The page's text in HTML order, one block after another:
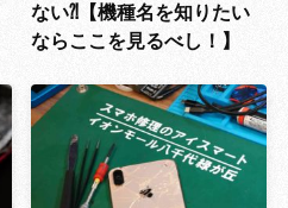
ない⁈【機種名を知りたい
ならここを見るべし！】